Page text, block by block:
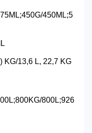
450ML;5
KG/13,6 L, 22,7 KG
800L;926